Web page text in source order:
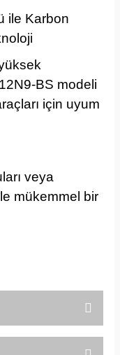
ile Karbon
BS modeli
için uyum
veya
mükemmel bir